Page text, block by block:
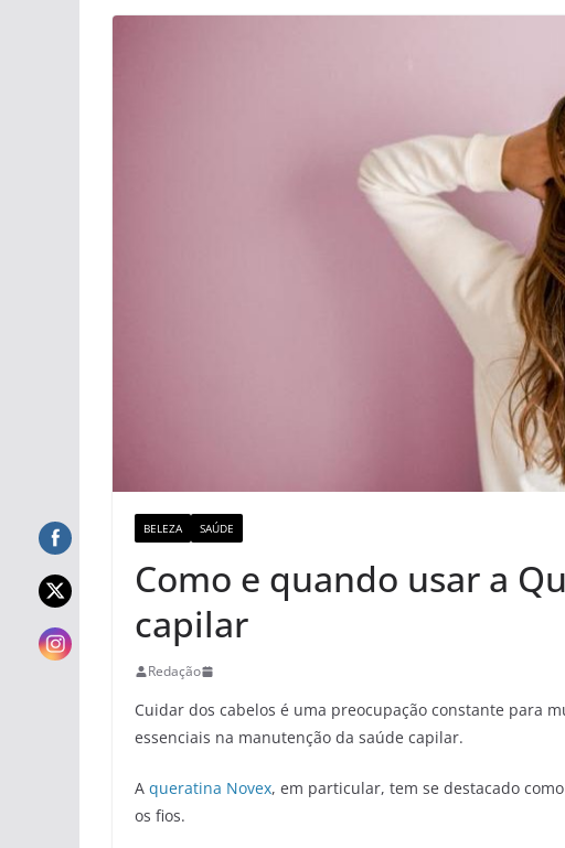
BELEZA SAÚDE
Como e quando usar a
capilar
Redação
Cuidar dos cabelos é uma preocupação constante para
essenciais na manutenção da saúde capilar.
A queratina Novex, em particular, tem se destacado
os fios.